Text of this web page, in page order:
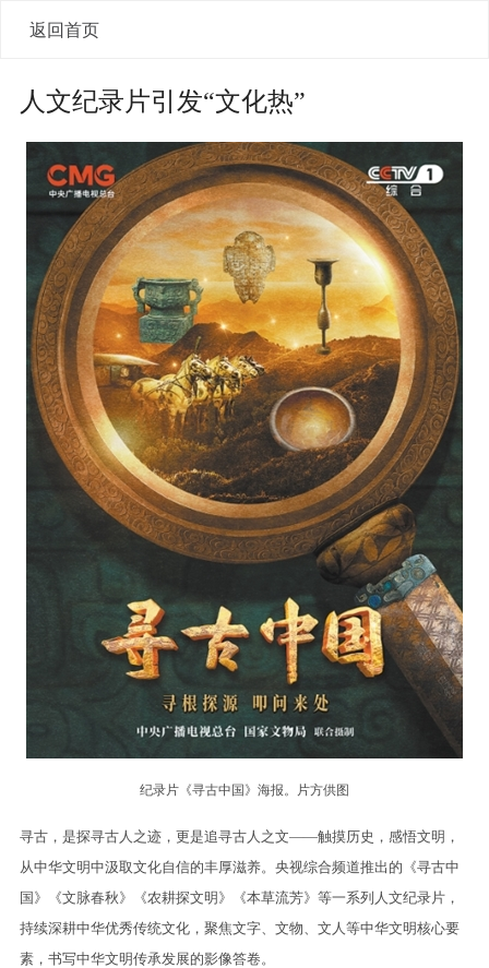
返回首页
人文纪录片引发“文化热”
纪录片《寻古中国》海报。片方供图
寻古，是探寻古人之迹，更是追寻古人之文——触摸历史，感悟文明，
从中华文明中汲取文化自信的丰厚滋养。央视综合频道推出的《寻古中
国》《文脉春秋》《农耕探文明》《本草流芳》等一系列人文纪录片，
持续深耕中华优秀传统文化，聚焦文字、文物、文人等中华文明核心要
素，书写中华文明传承发展的影像答卷。